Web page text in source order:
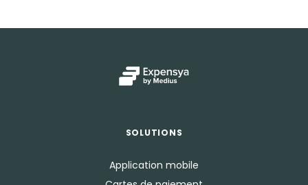
SOLUTIONS
Application mobile